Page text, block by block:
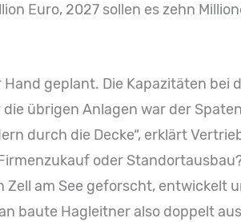
Euro, 2027 sollen es zehn
geplant. Die Kapazitäten bei
übrigen Anlagen war der
durch die Decke“, erklärt
oder
am See geforscht, entwickelt
baute Hagleitner also doppelt